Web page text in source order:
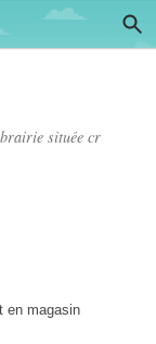
située cr
en magasin